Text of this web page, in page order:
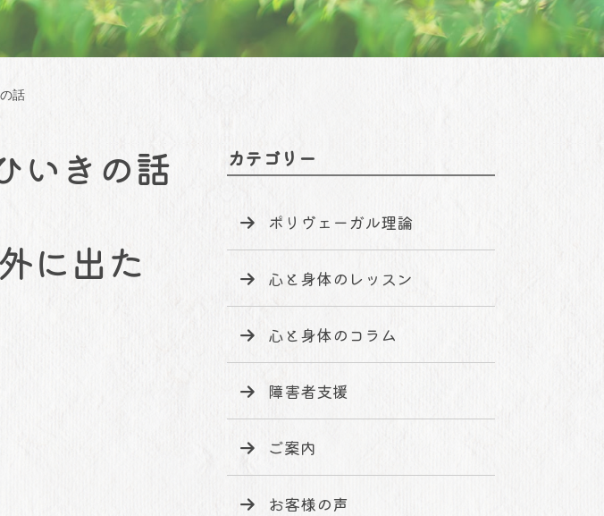
話
いきの話
に出た
カテゴリー
ポリヴェーガル理論
心と身体のレッスン
心と身体のコラム
障害者支援
ご案内
お客様の声